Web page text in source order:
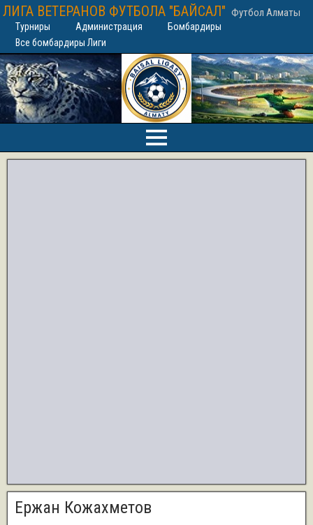
ЛИГА ВЕТЕРАНОВ ФУТБОЛА "БАЙСАЛ" Футбол Алматы
Турниры Администрация
Бомбардиры
Все бомбардиры Лиги
Ержан Кожахметов